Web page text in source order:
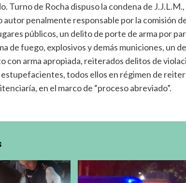
Turno de Rocha dispuso la condena de
autor penalmente responsable por la comisión
públicos, un delito de porte de arma por
de fuego, explosivos y demás municiones, un
con arma apropiada, reiterados delitos de
todos ellos en régimen de
en el marco de “proceso abreviado”.